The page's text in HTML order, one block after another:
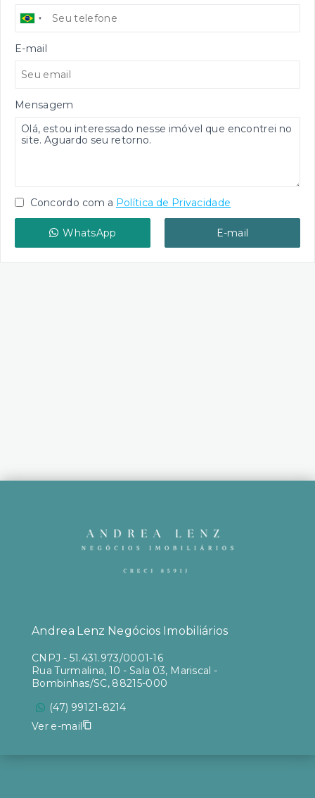
E-mail
Mensagem
Concordo com a Política de Privacidade
WhatsApp E-mail
Andrea Lenz Negócios Imobiliários
CNPJ - 51.431.973/0001-16
Rua Turmalina, 10 - Sala 03, Mariscal -
Bombinhas/SC, 88215-000
(47) 99121-8214
Ver e-mail